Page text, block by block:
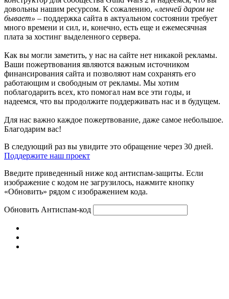
довольны нашим ресурсом. К сожалению, «ленчей даром не
бывает» – поддержка сайта в актуальном состоянии требует
много времени и сил, и, конечно, есть еще и ежемесячная
плата за хостинг выделенного сервера.
Как вы могли заметить, у нас на сайте нет никакой рекламы.
Ваши пожертвования являются важным источником
финансирования сайта и позволяют нам сохранять его
работающим и свободным от рекламы. Мы хотим
поблагодарить всех, кто помогал нам все эти годы, и
надеемся, что вы продолжите поддерживать нас и в будущем.
Для нас важно каждое пожертвование, даже самое небольшое.
Благодарим вас!
В следующий раз вы увидите это обращение через 30 дней.
Поддержите наш проект
Введите приведенный ниже код антиспам-защиты. Если
изображение с кодом не загрузилось, нажмите кнопку
«Обновить» рядом с изображением кода.
Обновить Антиспам-код